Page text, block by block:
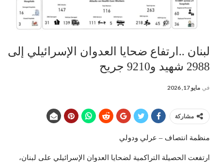
لبنان ..ارتفاع ضحايا العدوان الإسرائيلي إلى
2988 شهيد و9210 جريح
في مايو 17, 2026
مشاركة
منظمة انتصاف – عرلي ودولي
ارتفعت الحصيلة التراكمية لضحايا العدوان الإسرائيلي على لبنان،